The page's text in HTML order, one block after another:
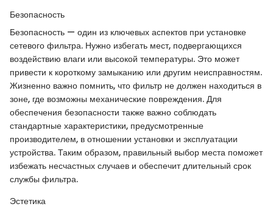
Безопасность
Безопасность — один из ключевых аспектов при установке
сетевого фильтра. Нужно избегать мест, подвергающихся
воздействию влаги или высокой температуры. Это может
привести к короткому замыканию или другим неисправностям.
Жизненно важно помнить, что фильтр не должен находиться в
зоне, где возможны механические повреждения. Для
обеспечения безопасности также важно соблюдать
стандартные характеристики, предусмотренные
производителем, в отношении установки и эксплуатации
устройства. Таким образом, правильный выбор места поможет
избежать несчастных случаев и обеспечит длительный срок
службы фильтра.
Эстетика